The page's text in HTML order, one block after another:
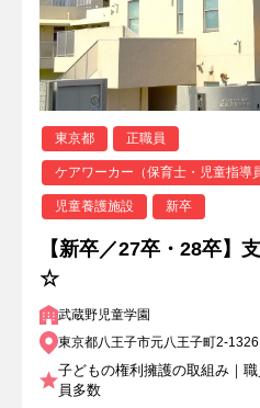
東京都 正職員
ケアワーカー（保育士・児童指導
児童養護施設 新卒
【新卒／27卒・28卒】
☆
武蔵野児童学園
東京都八王子市元八王子町2-1326
子どもの権利擁護の取組み｜
員多数